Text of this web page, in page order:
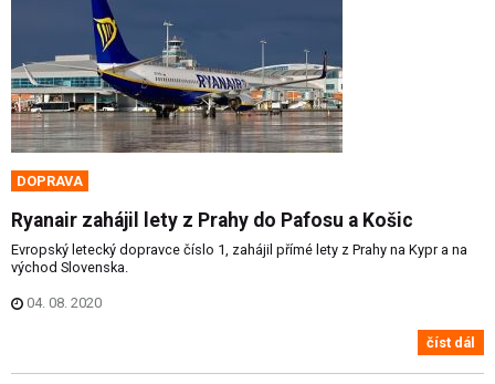
DOPRAVA
Ryanair zahájil lety z Prahy do Pafosu a Košic
Evropský letecký dopravce číslo 1, zahájil přímé lety z Prahy na Kypr a na
východ Slovenska.
04. 08. 2020
číst dál